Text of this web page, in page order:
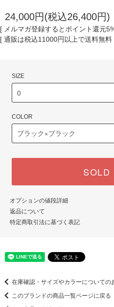
24,000円(税込26,400円)
[ メルマガ登録するとポイント還元
[ 通販は税込11000円以上で送料無
SIZE
COLOR
SOLD
オプションの値段詳細
返品について
特定商取引法に基づく表記
在庫確認・サイズやカラーについての
このブランドの商品一覧ページに戻る